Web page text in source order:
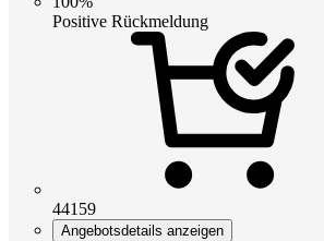
Positive Rückmeldung
44159
Angebotsdetails anzeigen